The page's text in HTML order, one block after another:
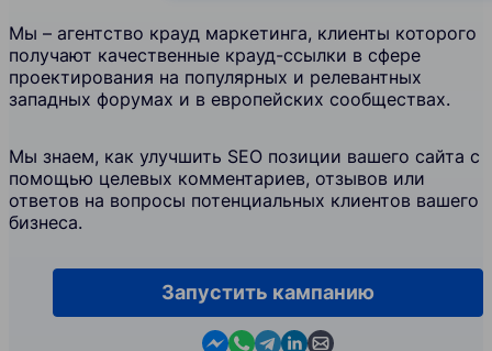
Мы – агентство крауд маркетинга, клиенты которого
получают качественные крауд-ссылки в сфере
проектирования на популярных и релевантных
западных форумах и в европейских сообществах.
Мы знаем, как улучшить SEO позиции вашего сайта с
помощью целевых комментариев, отзывов или
ответов на вопросы потенциальных клиентов вашего
бизнеса.
Запустить кампанию
Contact us in Messenger
Contact us in WhatsApp
Contact us in Telegram
Contact us in Linkedin
Contact us by email